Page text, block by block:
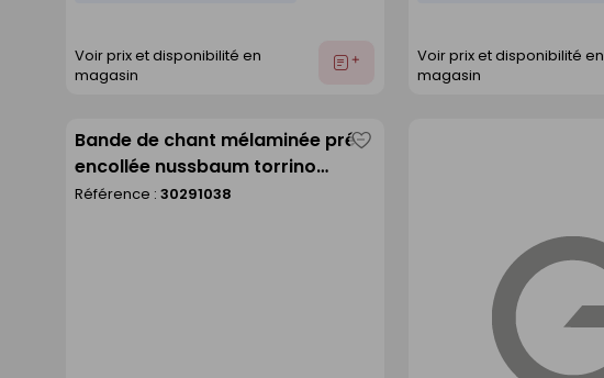
Voir prix et disponibilité en
magasin
Ajouter
Voir prix et disponibilité en
magasin
Bande de chant mélaminée pré-
encollée nussbaum torrino
NU7331 (SEV) - 5000 x 44 mm
Référence : 30291038
Enregistrer